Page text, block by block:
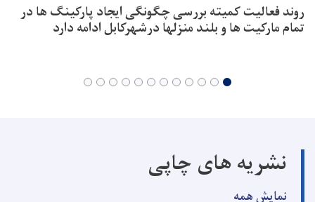
روند فعالیت کمیته بررسی چگونگی ایجاد پارکینگ ها در
تمام مارکیت ها و بلند منزلها درشهرکابل ادامه دارد
نشریه های چاپی
نمایش همه